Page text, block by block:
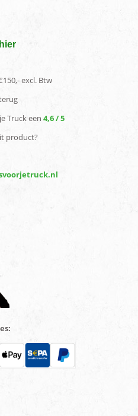
excl. Btw
Truck een 4,6 / 5
product?